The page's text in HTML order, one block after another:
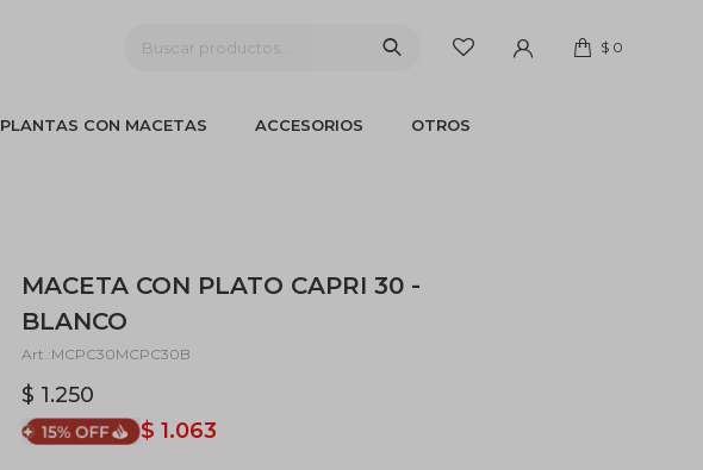
PLANTAS CON MACETAS ACCESORIOS OTROS
$ 0
MACETA CON PLATO CAPRI 30 -
BLANCO
MCPC30MCPC30B
$ 1.250
$ 1.063